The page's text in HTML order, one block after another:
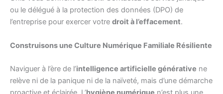
ou le délégué à la protection des données (DPO) de
l’entreprise pour exercer votre droit à l’effacement.
Construisons une Culture Numérique Familiale Résiliente
Naviguer à l’ère de l’intelligence artificielle générative ne
relève ni de la panique ni de la naïveté, mais d’une démarche